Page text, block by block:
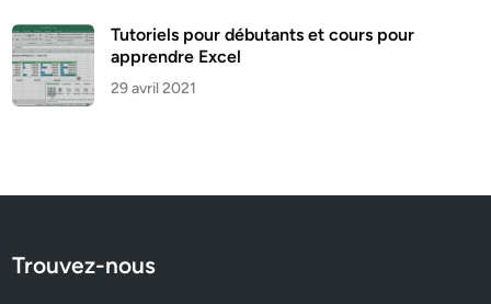
Tutoriels pour débutants et cours pour
apprendre Excel
29 avril 2021
Trouvez-nous